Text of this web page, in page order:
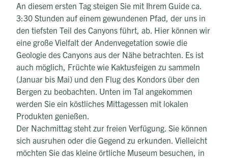
An diesem ersten Tag steigen Sie mit Ihrem Guide ca.
3:30 Stunden auf einem gewundenen Pfad, der uns in
den tiefsten Teil des Canyons führt, ab. Hier können wir
eine große Vielfalt der Andenvegetation sowie die
Geologie des Canyons aus der Nähe betrachten. Es ist
auch möglich, Früchte wie Kaktusfeigen zu sammeln
(Januar bis Mai) und den Flug des Kondors über den
Bergen zu beobachten. Unten im Tal angekommen
werden Sie ein köstliches Mittagessen mit lokalen
Produkten genießen.
Der Nachmittag steht zur freien Verfügung. Sie können
sich ausruhen oder die Gegend zu erkunden. Vielleicht
möchten Sie das kleine örtliche Museum besuchen, in